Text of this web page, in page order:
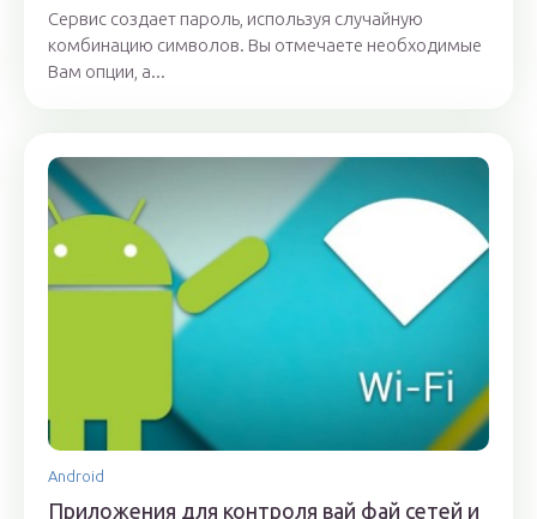
Сервис создает пароль, используя случайную
комбинацию символов. Вы отмечаете необходимые
Вам опции, а...
Android
Приложения для контроля вай фай сетей и